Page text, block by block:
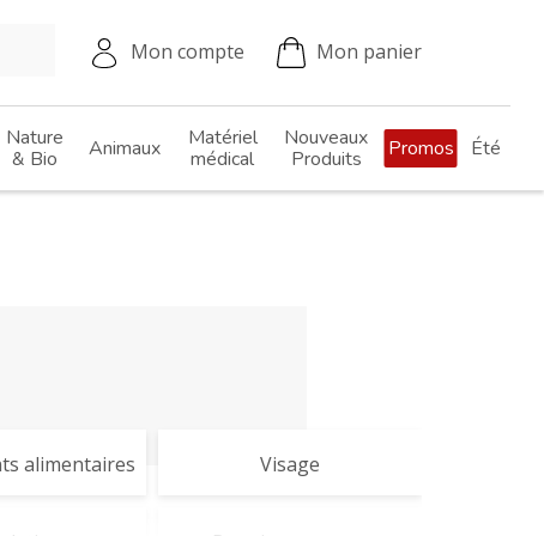
Mon compte Mon panier
Nature
& Bio
Animaux
Matériel
médical
Nouveaux
Produits
Promos Été
alimentaires Visage